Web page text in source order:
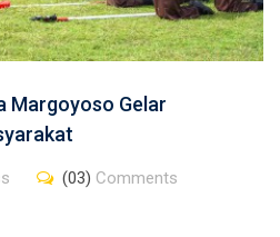
Margoyoso Gelar
(03) Comments